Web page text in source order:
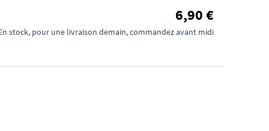
6,90 €
stock, pour une livraison demain, commandez avant midi